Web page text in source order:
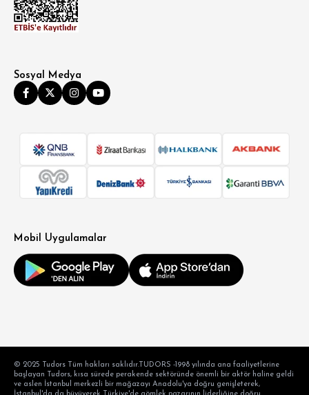
Sosyal Medya
Mobil Uygulamalar
© 2025 Tudors Tüm hakları saklıdır.TUDORS -1998 yılında ana faaliyetlerine
başlayan Tudors, kısa sürede perakende sektöründe önemli bir aktör haline geldi
ve aslen İstanbul merkezli bir mağazayı Anadolu'ya doğru genişleterek,